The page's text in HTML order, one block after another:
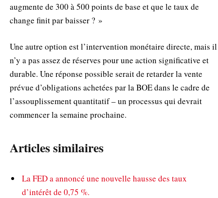
augmente de 300 à 500 points de base et que le taux de
change finit par baisser ? »
Une autre option est l’intervention monétaire directe, mais il
n’y a pas assez de réserves pour une action significative et
durable. Une réponse possible serait de retarder la vente
prévue d’obligations achetées par la BOE dans le cadre de
l’assouplissement quantitatif – un processus qui devrait
commencer la semaine prochaine.
Articles similaires
La FED a annoncé une nouvelle hausse des taux
d’intérêt de 0,75 %.